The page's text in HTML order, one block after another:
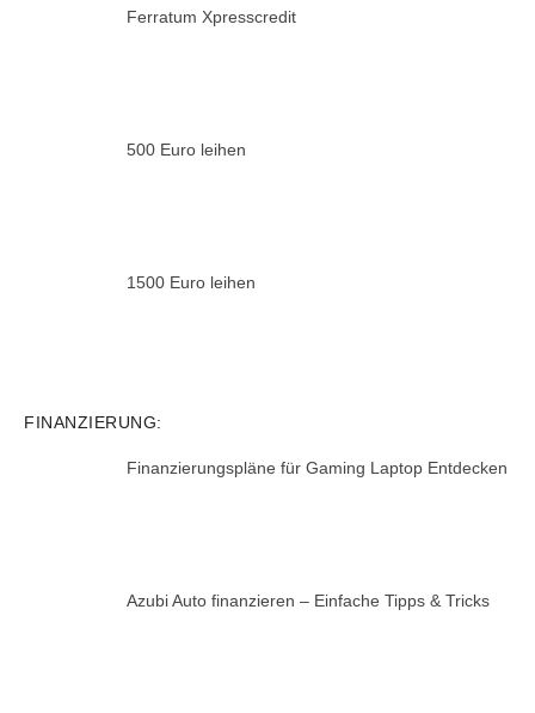
Ferratum Xpresscredit
500 Euro leihen
1500 Euro leihen
FINANZIERUNG:
Finanzierungspläne für Gaming Laptop Entdecken
Azubi Auto finanzieren – Einfache Tipps & Tricks